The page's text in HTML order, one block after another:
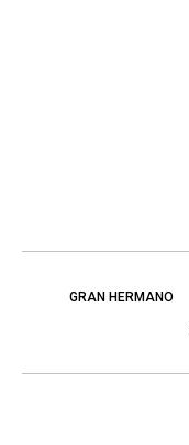
GRAN HERMANO